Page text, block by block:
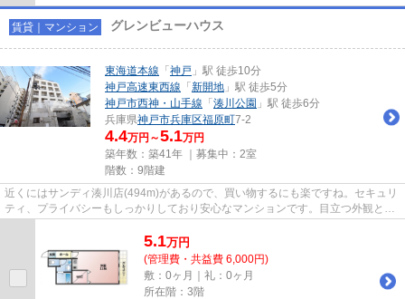
賃貸｜マンション グレンビューハウス
東海道本線 「 神戸 」駅 徒歩10分
神戸高速東西線 「 新開地 」駅 徒歩5分
神戸市西神・山手線 「 湊川公園 」駅 徒歩6分
兵庫県神戸市兵庫区福原町7-2
4.4万円～5.1万円
築年数：築41年 ｜募集中： 2室
階数：9階建
近くにはサンディ湊川店(494m)があるので、買い物するにも楽ですね。セキュリ
ティ、プライバシーもしっかりしており安心なマンションです。目立つ外観と洗
5.1万円
(管理費・共益費 6,000円)
敷：0ヶ月｜礼：0ヶ月
所在階：3階